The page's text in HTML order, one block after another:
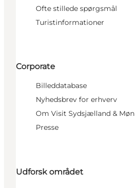
Ofte stillede spørgsmål
Turistinformationer
Corporate
Billeddatabase
Nyhedsbrev for erhverv
Om Visit Sydsjælland & Møn
Presse
Udforsk området